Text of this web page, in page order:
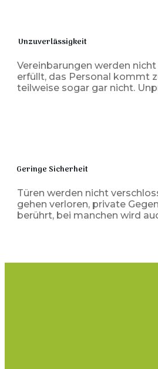
Unzuverlässigkeit
Vereinbarungen werden
erfüllt, das Personal kommt
teilweise sogar gar nicht.
Geringe Sicherheit
Türen werden nicht
gehen verloren, private
berührt, bei manchen wird